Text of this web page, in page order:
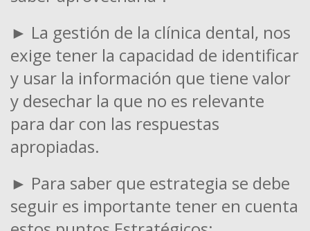
► La gestión de la clínica dental, nos
exige tener la capacidad de identificar
y usar la información que tiene valor
y desechar la que no es relevante
para dar con las respuestas
apropiadas.
► Para saber que estrategia se debe
seguir es importante tener en cuenta